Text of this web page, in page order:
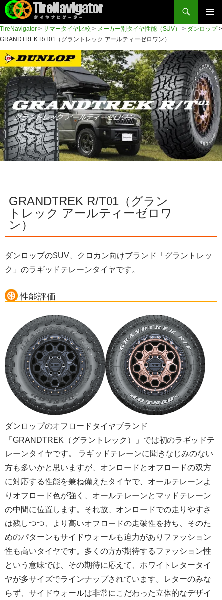
TireNavigator
検
索
メイン
ー
コ
ン
ン
ツ
へ
ス
キ
ッ
プ
TireNavigator > サマータイヤ比較 > メーカー別タイヤ性能（SUV） > ダンロップ>
GRANDTREK R/T01（グラントレック アールティーゼロワン）
GRANDTREK R/T01（グラン
トレック アールティーゼロワ
ン）
ダンロップのSUV、クロカン向けブランド「グラントレッ
ク」のラギッドテレーンタイヤです。
性能評価
ダンロップのオフロードタイヤブランド
「GRANDTREK（グラントレック）」では初のラギッドテ
レーンタイヤです。 ラギッドテレーンに聞きなじみのない
方も多いかと思いますが、オンロードとオフロードの双方
に対応する性能を兼ね備えたタイヤで、オールテレーンよ
りオフロード色が強く、オールテレーンとマッドテレーン
の中間に位置します。それ故、オンロードでの走りやすさ
は残しつつ、より高いオフロードの走破性を持ち、そのた
めのパターンもサイドウォールも迫力がありファッション
性も高いタイヤです。多くの方が期待するファッション性
という意味では、その期待に応えて、ホワイトレタータイ
ヤが多サイズでラインナップされています。レターのみな
らず、サイドウォールは非常にこだわった立体的なデザイ